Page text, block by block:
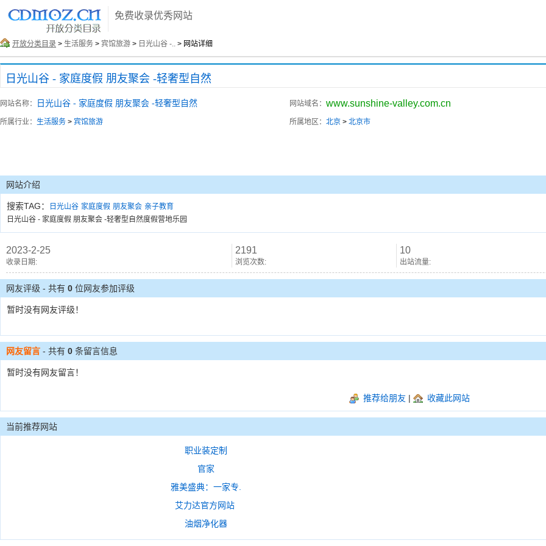
免费收录优秀网站
开放分类目录 > 生活服务 > 宾馆旅游 > 日光山谷 -.. > 网站详细
日光山谷 - 家庭度假 朋友聚会 -轻奢型自然
网站名称： 日光山谷 - 家庭度假 朋友聚会 -轻奢型自然 网站域名： www.sunshine-valley.com.cn
所属行业： 生活服务 > 宾馆旅游 所属地区： 北京 > 北京市
网站介绍
搜索TAG： 日光山谷 家庭度假 朋友聚会 亲子教育
日光山谷 - 家庭度假 朋友聚会 -轻奢型自然度假营地乐园
2023-2-25
收录日期:
2191
浏览次数:
10
出站流量:
网友评级 - 共有 0 位网友参加评级
暂时没有网友评级！
网友留言 - 共有 0 条留言信息
暂时没有网友留言！
推荐给朋友 | 收藏此网站
当前推荐网站
职业装定制
官家
雅美盛典：一家专.
艾力达官方网站
油烟净化器